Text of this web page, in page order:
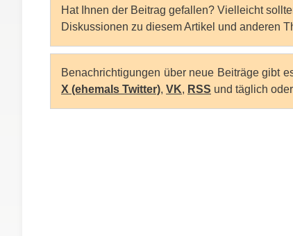
Hat Ihnen der Beitrag gefallen? Vielleicht
Diskussionen zu diesem Artikel und anderen
Benachrichtigungen über neue Beiträge gibt
X (ehemals Twitter), VK, RSS und täglich